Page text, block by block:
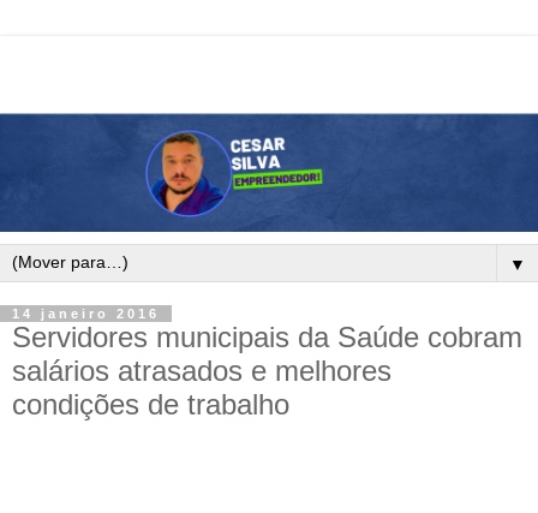
▼
14 janeiro 2016
Servidores municipais da Saúde cobram
salários atrasados e melhores
condições de trabalho